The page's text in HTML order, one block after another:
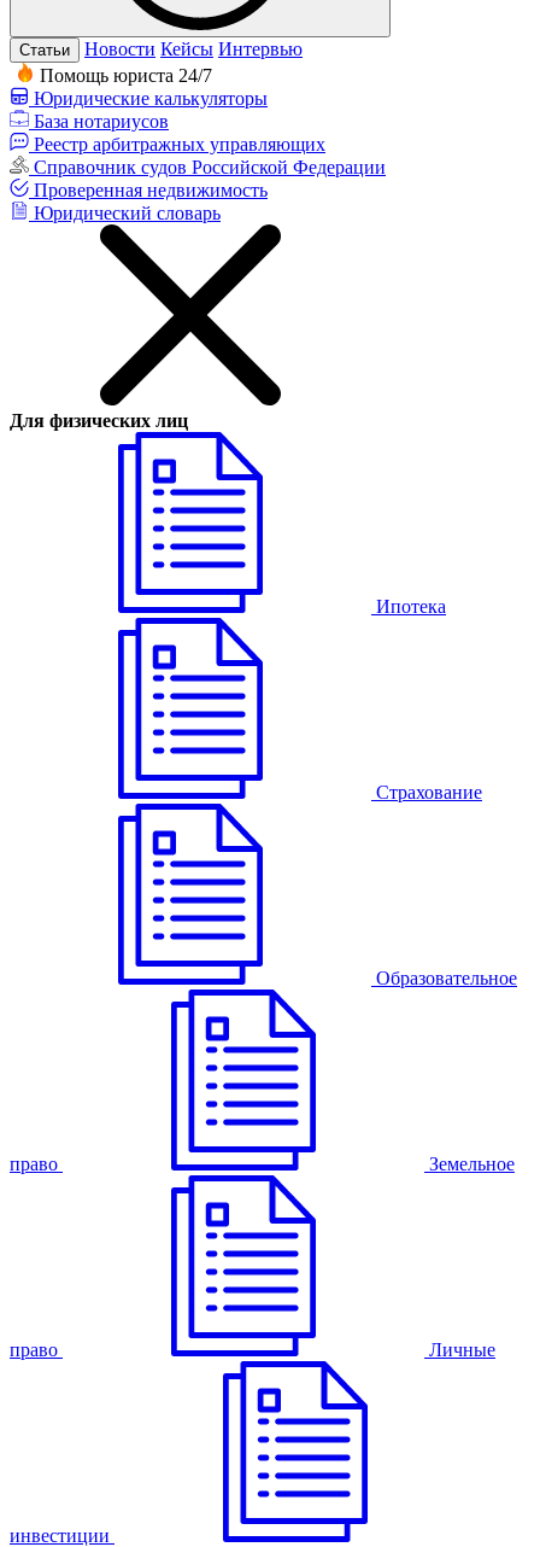
Статьи Новости Кейсы Интервью
Помощь юриста 24/7
Юридические калькуляторы
База нотариусов
Реестр арбитражных управляющих
Справочник судов Российской Федерации
Проверенная недвижимость
Юридический словарь
Для физических лиц
Ипотека
Страхование
Образовательное
право Земельное
право Личные
инвестиции